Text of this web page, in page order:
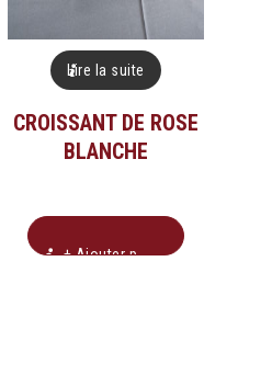
Lire la suite
CROISSANT DE ROSE
BLANCHE
+ Ajouter pour soumission